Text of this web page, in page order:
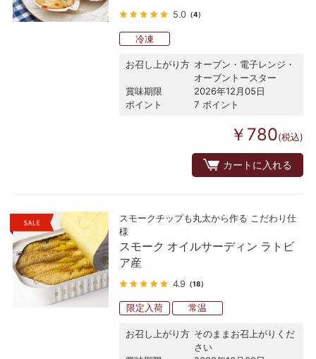
5.0 （4）
冷凍
お召し上がり方 オーブン・電子レンジ・
オーブントースター
賞味期限
2026年12月05日
ポイント
7 ポイント
￥780(税込)
カートに入れる
スモークチップも丸太から作る こだわり仕
様
スモーク オイルサーディン ラトビ
ア産
4.9 （18）
限定入荷 常温
お召し上がり方 そのままお召上がりくだ
さい